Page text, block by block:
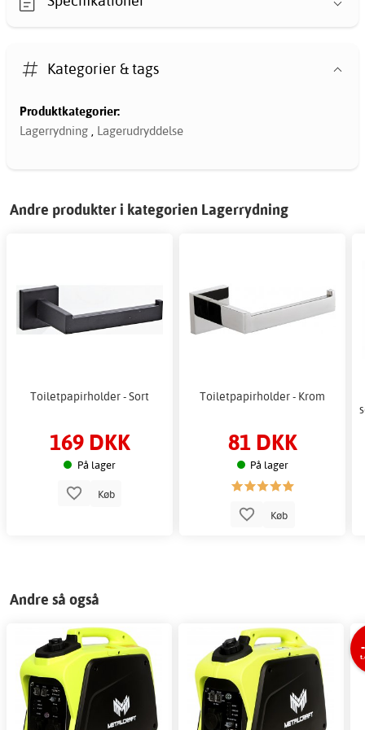
Kategorier & tags
Produktkategorier:
Lagerrydning , Lagerudryddelse
Andre produkter i kategorien Lagerrydning
Toiletpapirholder - Sort
169 DKK
På lager
Køb
Toiletpapirholder - Krom
81 DKK
På lager
Køb
Andre så også